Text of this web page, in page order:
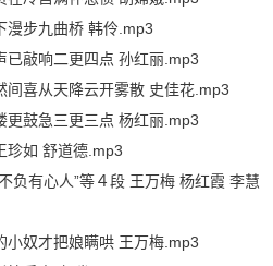
漫步九曲桥 韩伶.mp3
敲响二更四点 孙红丽.mp3
喜从天降云开雾散 史佳花.mp3
鼓急三更三点 杨红丽.mp3
珍如 舒道德.mp3
负有心人”等４段 王万梅 杨红霞 李慧
奴才把娘瞒哄 王万梅.mp3